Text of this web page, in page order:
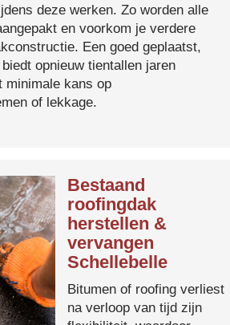
deze werken. Zo worden alle
en voorkom je verdere
Een goed geplaatst,
opnieuw tientallen jaren
minimale kans op
of lekkage.
Bestaand
roofingdak
herstellen &
vervangen
Schellebelle
Bitumen of roofing verliest
na verloop van tijd zijn